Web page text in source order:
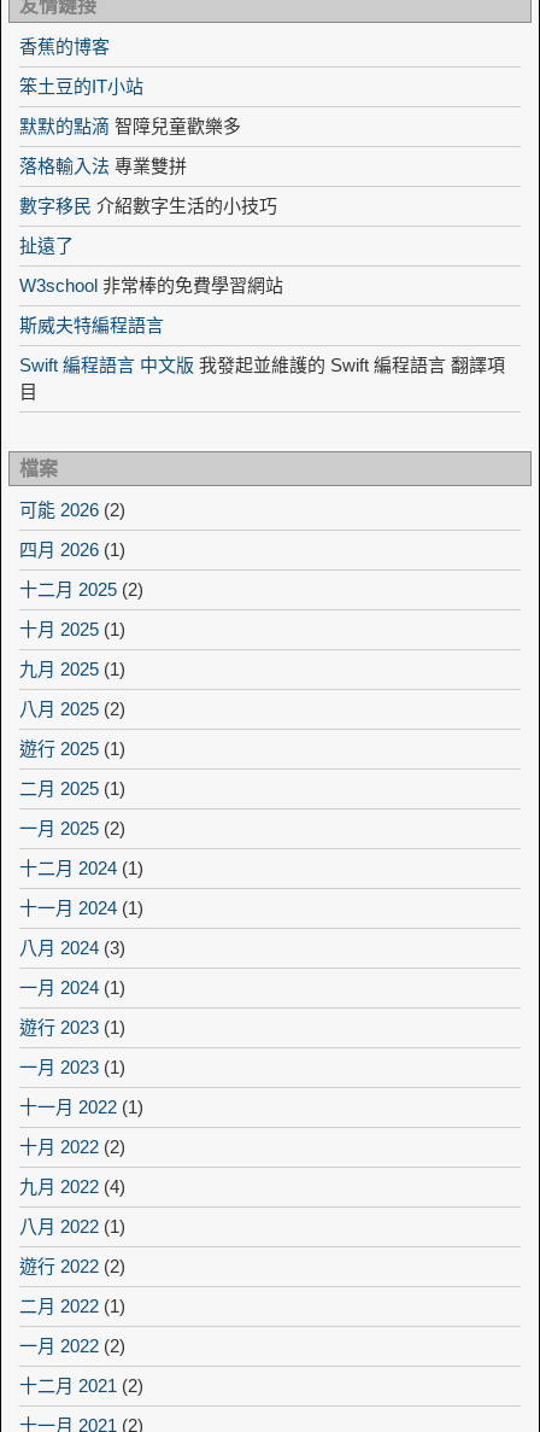
友情鏈接
香蕉的博客
笨土豆的IT小站
默默的點滴 智障兒童歡樂多
落格輸入法 專業雙拼
數字移民 介紹數字生活的小技巧
扯遠了
W3school 非常棒的免費學習網站
斯威夫特編程語言
Swift 編程語言 中文版 我發起並維護的 Swift 編程語言 翻譯項
目
檔案
可能 2026 (2)
四月 2026 (1)
十二月 2025 (2)
十月 2025 (1)
九月 2025 (1)
八月 2025 (2)
遊行 2025 (1)
二月 2025 (1)
一月 2025 (2)
十二月 2024 (1)
十一月 2024 (1)
八月 2024 (3)
一月 2024 (1)
遊行 2023 (1)
一月 2023 (1)
十一月 2022 (1)
十月 2022 (2)
九月 2022 (4)
八月 2022 (1)
遊行 2022 (2)
二月 2022 (1)
一月 2022 (2)
十二月 2021 (2)
十一月 2021 (2)